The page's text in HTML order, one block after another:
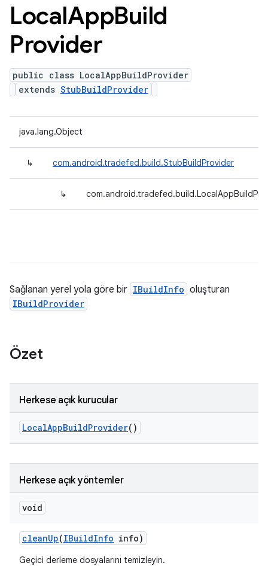
LocalAppBuild
Provider
public class LocalAppBuildProvider
extends StubBuildProvider
java.lang.Object
↳ com.android.tradefed.build.StubBuildProvider
↳
Sağlanan yerel yola göre bir IBuildInfo oluşturan
IBuildProvider
Özet
Herkese açık kurucular
LocalAppBuildProvider()
Herkese açık yöntemler
void
cleanUp(IBuildInfo info)
Geçici derleme dosyalarını temizleyin.